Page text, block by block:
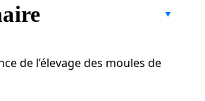
de l’élevage des moules de